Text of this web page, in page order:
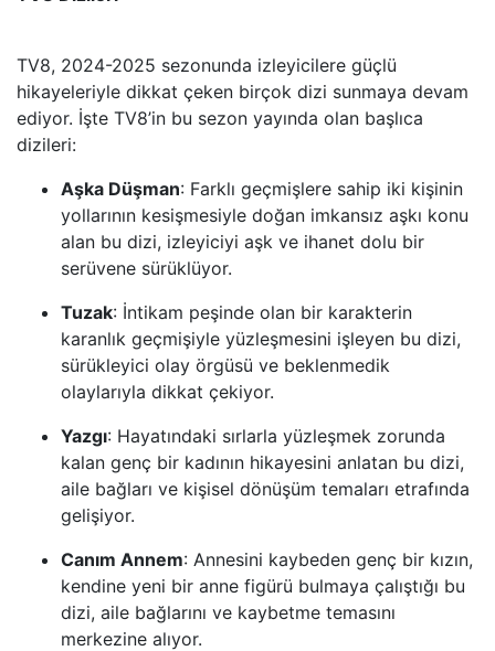
TV8, 2024-2025 sezonunda izleyicilere güçlü
hikayeleriyle dikkat çeken birçok dizi sunmaya devam
ediyor. İşte TV8’in bu sezon yayında olan başlıca
dizileri:
Aşka Düşman: Farklı geçmişlere sahip iki kişinin
yollarının kesişmesiyle doğan imkansız aşkı konu
alan bu dizi, izleyiciyi aşk ve ihanet dolu bir
serüvene sürüklüyor.
Tuzak: İntikam peşinde olan bir karakterin
karanlık geçmişiyle yüzleşmesini işleyen bu dizi,
sürükleyici olay örgüsü ve beklenmedik
olaylarıyla dikkat çekiyor.
Yazgı: Hayatındaki sırlarla yüzleşmek zorunda
kalan genç bir kadının hikayesini anlatan bu dizi,
aile bağları ve kişisel dönüşüm temaları etrafında
gelişiyor.
Canım Annem: Annesini kaybeden genç bir kızın,
kendine yeni bir anne figürü bulmaya çalıştığı bu
dizi, aile bağlarını ve kaybetme temasını
merkezine alıyor.